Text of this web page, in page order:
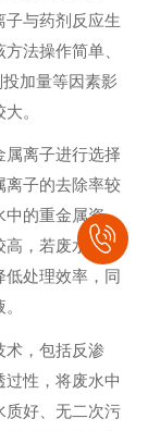
子与药剂反应生
法操作简单、
加量等因素影
。
属离子进行选择
离子的去除率较
中的重金属资
，若废水中含
低处理效率，同
术，包括反渗
性，将废水中
质好、无二次污